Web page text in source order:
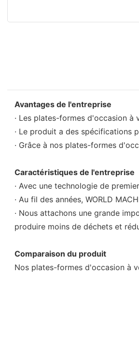
Avantages de l'entreprise
· Les plates-formes d'occasion
· Le produit a des spécifications
· Grâce à nos plates-formes
Caractéristiques de l'entreprise
· Avec une technologie de
· Au fil des années, WORLD
· Nous attachons une grande
produire moins de déchets et
Comparaison du produit
Nos plates-formes d'occasion à